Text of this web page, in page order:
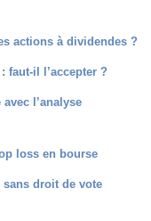
actions à dividendes ?
faut-il l’accepter ?
l’analyse
loss en bourse
droit de vote